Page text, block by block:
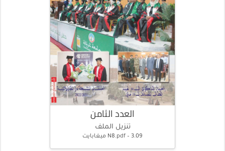
العدد الثامن
تنزيل الملف
N8.pdf – 3.09 ميغابايت